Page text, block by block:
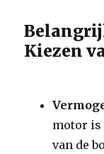
Kiezen
motor is
van de